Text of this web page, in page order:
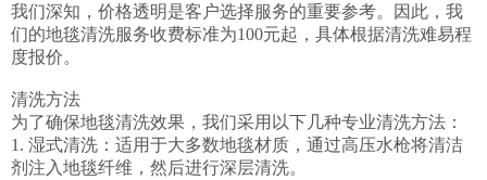
我们深知，价格透明是客户选择服务的重要参考。因此，我
们的地毯清洗服务收费标准为100元起，具体根据清洗难易程
度报价。
清洗方法
为了确保地毯清洗效果，我们采用以下几种专业清洗方法：
1. 湿式清洗：适用于大多数地毯材质，通过高压水枪将清洁
剂注入地毯纤维，然后进行深层清洗。